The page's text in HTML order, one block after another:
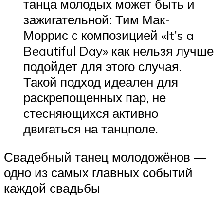
танца молодых может быть и
зажигательной: Тим Мак-
Моррис с композицией «It’s a
Beautiful Day» как нельзя лучше
подойдет для этого случая.
Такой подход идеален для
раскрепощенных пар, не
стесняющихся активно
двигаться на танцполе.
Свадебный танец молодожёнов —
одно из самых главных событий
каждой свадьбы